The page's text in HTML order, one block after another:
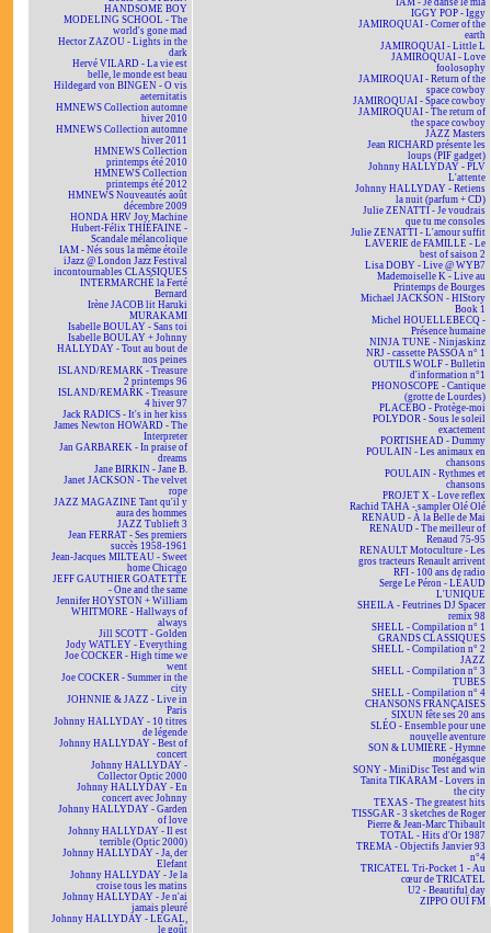
HANDSOME BOY
MODELING SCHOOL - The
world's gone mad
Hector ZAZOU - Lights in the
dark
Hervé VILARD - La vie est
belle, le monde est beau
Hildegard von BINGEN - O vis
aeternitatis
HMNEWS Collection automne
hiver 2010
HMNEWS Collection automne
hiver 2011
HMNEWS Collection
printemps été 2010
HMNEWS Collection
printemps été 2012
HMNEWS Nouveautés août
décembre 2009
HONDA HRV Joy Machine
Hubert-Félix THIÉFAINE -
Scandale mélancolique
IAM - Nés sous la même étoile
iJazz @ London Jazz Festival
incontournables CLASSIQUES
INTERMARCHÉ la Ferté
Bernard
Irène JACOB lit Haruki
MURAKAMI
Isabelle BOULAY - Sans toi
Isabelle BOULAY + Johnny
HALLYDAY - Tout au bout de
nos peines
ISLAND/REMARK - Treasure
2 printemps 96
ISLAND/REMARK - Treasure
4 hiver 97
Jack RADICS - It's in her kiss
James Newton HOWARD - The
Interpreter
Jan GARBAREK - In praise of
dreams
Jane BIRKIN - Jane B.
Janet JACKSON - The velvet
rope
JAZZ MAGAZINE Tant qu'il y
aura des hommes
JAZZ Tublieft 3
Jean FERRAT - Ses premiers
succès 1958-1961
Jean-Jacques MILTEAU - Sweet
home Chicago
JEFF GAUTHIER GOATETTE
- One and the same
Jennifer HOYSTON + William
WHITMORE - Hallways of
always
Jill SCOTT - Golden
Jody WATLEY - Everything
Joe COCKER - High time we
went
Joe COCKER - Summer in the
city
JOHNNIE & JAZZ - Live in
Paris
Johnny HALLYDAY - 10 titres
de légende
Johnny HALLYDAY - Best of
concert
Johnny HALLYDAY -
Collector Optic 2000
Johnny HALLYDAY - En
concert avec Johnny
Johnny HALLYDAY - Garden
of love
Johnny HALLYDAY - Il est
terrible (Optic 2000)
Johnny HALLYDAY - Ja, der
Elefant
Johnny HALLYDAY - Je la
croise tous les matins
Johnny HALLYDAY - Je n'ai
jamais pleuré
Johnny HALLYDAY - LEGAL,
le goût
IAM - Je danse le mia
IGGY POP - Iggy
JAMIROQUAI - Corner of the
earth
JAMIROQUAI - Little L
JAMIROQUAI - Love
foolosophy
JAMIROQUAI - Return of the
space cowboy
JAMIROQUAI - Space cowboy
JAMIROQUAI - The return of
the space cowboy
JAZZ Masters
Jean RICHARD présente les
loups (PIF gadget)
Johnny HALLYDAY - PLV
L'attente
Johnny HALLYDAY - Retiens
la nuit (parfum + CD)
Julie ZENATTI - Je voudrais
que tu me consoles
Julie ZENATTI - L'amour suffit
LAVERIE de FAMILLE - Le
best of saison 2
Lisa DOBY - Live @ WYB7
Mademoiselle K - Live au
Printemps de Bourges
Michael JACKSON - HIStory
Book 1
Michel HOUELLEBECQ -
Présence humaine
NINJA TUNE - Ninjaskinz
NRJ - cassette PASSOA n° 1
OUTILS WOLF - Bulletin
d'information n°1
PHONOSCOPE - Cantique
(grotte de Lourdes)
PLACEBO - Protège-moi
POLYDOR - Sous le soleil
exactement
PORTISHEAD - Dummy
POULAIN - Les animaux en
chansons
POULAIN - Rythmes et
chansons
PROJET X - Love reflex
Rachid TAHA - sampler Olé Olé
RENAUD - À la Belle de Mai
RENAUD - The meilleur of
Renaud 75-95
RENAULT Motoculture - Les
gros tracteurs Renault arrivent
RFI - 100 ans de radio
Serge Le Péron - LÉAUD
L'UNIQUE
SHEILA - Feutrines DJ Spacer
remix 98
SHELL - Compilation n° 1
GRANDS CLASSIQUES
SHELL - Compilation n° 2
JAZZ
SHELL - Compilation n° 3
TUBES
SHELL - Compilation n° 4
CHANSONS FRANÇAISES
SIXUN fête ses 20 ans
SLÉO - Ensemble pour une
nouvelle aventure
SON & LUMIÈRE - Hymne
monégasque
SONY - MiniDisc Test and win
Tanita TIKARAM - Lovers in
the city
TEXAS - The greatest hits
TISSGAR - 3 sketches de Roger
Pierre & Jean-Marc Thibault
TOTAL - Hits d'Or 1987
TREMA - Objectifs Janvier 93
n°4
TRICATEL Tri-Pocket 1 - Au
cœur de TRICATEL
U2 - Beautiful day
ZIPPO OUÏ FM